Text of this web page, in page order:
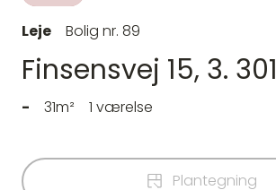
Leje Bolig nr. 89
Finsensvej 15, 3. 301
- 31m² 1 værelse
Plantegning